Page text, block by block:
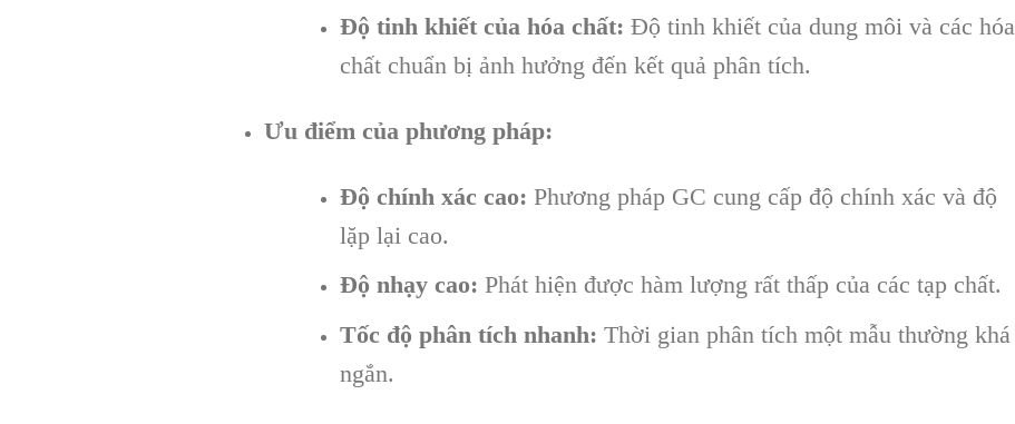
Độ tinh khiết của hóa chất: Độ tinh khiết của dung môi và các hóa
chất chuẩn bị ảnh hưởng đến kết quả phân tích.
Ưu điểm của phương pháp:
Độ chính xác cao: Phương pháp GC cung cấp độ chính xác và độ
lặp lại cao.
Độ nhạy cao: Phát hiện được hàm lượng rất thấp của các tạp chất.
Tốc độ phân tích nhanh: Thời gian phân tích một mẫu thường khá
ngắn.